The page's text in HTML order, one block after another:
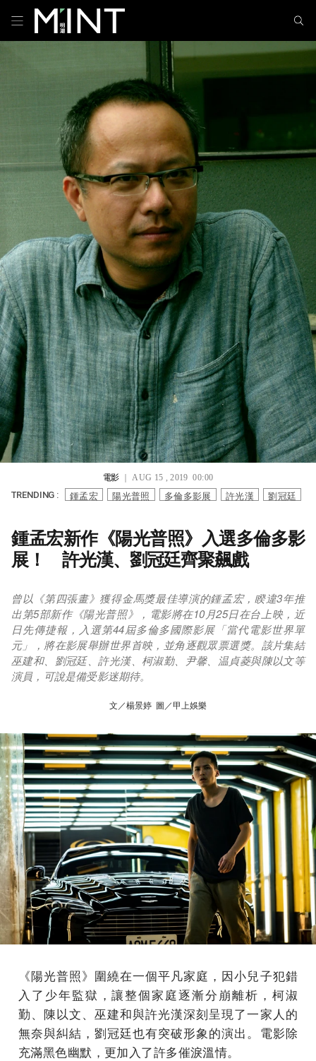
電影｜ AUG 15 , 2019 00:00
TRENDING : 鍾孟宏 陽光普照 多倫多影展 許光漢 劉冠廷
鍾孟宏新作《陽光普照》入選多倫多影
展！ 許光漢、劉冠廷齊聚飆戲
曾以《第四張畫》獲得金馬獎最佳導演的鍾孟宏，睽違3年推
出第5部新作《陽光普照》，電影將在10月25日在台上映，近
日先傳捷報，入選第44屆多倫多國際影展「當代電影世界單
元」，將在影展舉辦世界首映，並角逐觀眾票選獎。該片集結
巫建和、劉冠廷、許光漢、柯淑勤、尹馨、温貞菱與陳以文等
演員，可說是備受影迷期待。
文／楊景婷 圖／甲上娛樂
《陽光普照》圍繞在一個平凡家庭，因小兒子犯錯
入了少年監獄，讓整個家庭逐漸分崩離析，柯淑
勤、陳以文、巫建和與許光漢深刻呈現了一家人的
無奈與糾結，劉冠廷也有突破形象的演出。電影除
充滿黑色幽默，更加入了許多催淚溫情。